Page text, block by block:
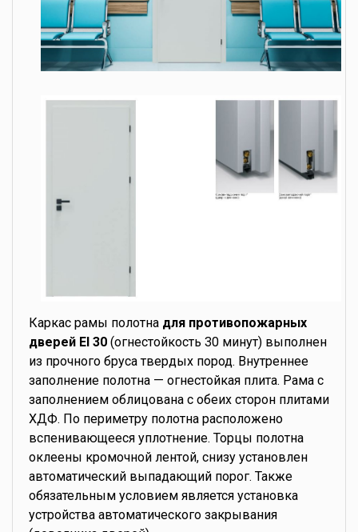
Каркас рамы полотна для противопожарных
дверей EI 30 (огнестойкость 30 минут) выполнен
из прочного бруса твердых пород. Внутреннее
заполнение полотна — огнестойкая плита. Рама с
заполнением облицована с обеих сторон плитами
ХДФ. По периметру полотна расположено
вспенивающееся уплотнение. Торцы полотна
оклеены кромочной лентой, снизу установлен
автоматический выпадающий порог. Также
обязательным условием является установка
устройства автоматического закрывания